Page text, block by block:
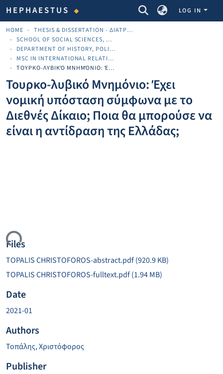
HEPHAESTUS COMMUNITIES & COLLECTIONS
LOG IN
HOME
THESIS & DISSERTATION - ΔΙΑΤΡΙΒΈΣ & ΔΙΔΑΚΤΟΡΙΚΈΣ
SCHOOL OF SOCIAL SCIENCES, ARTS AND HUMANITIES
DEPARTMENT OF HISTORY, POLITICS AND INTERNATIONAL STUDIES
MSC IN INTERNATIONAL RELATIONS,STRATEGY AND SECURITY
ΤΟΥΡΚΟ-ΛΥΒΙΚΌ ΜΝΗΜΌΝΙΟ: ΈΧΕΙ ΝΟΜΙΚΉ ΥΠΌΣΤΑΣΗ ΣΎΜΦΩΝΑ ΜΕ ΤΟ ΔΙΕΘΝΈΣ ΔΊΚΑΙΟ; ΠΟΙΑ ΘΑ ΜΠΟΡΟΎΣΕ ΝΑ ΕΊΝΑΙ Η ΑΝΤΊΔΡΑΣΗ ΤΗΣ ΕΛΛΆΔΑΣ;
Τουρκο-λυβικό Μνημόνιο: Έχει
νομική υπόσταση σύμφωνα με το
Διεθνές Δίκαιο; Ποια θα μπορούσε να
είναι η αντίδραση της Ελλάδας;
Files
TOPALIS CHRISTOFOROS-abstract.pdf(920.9 KB)
TOPALIS CHRISTOFOROS-fulltext.pdf(1.94 MB)
Date
2021-01
Authors
Τοπάλης, Χριστόφορος
Publisher